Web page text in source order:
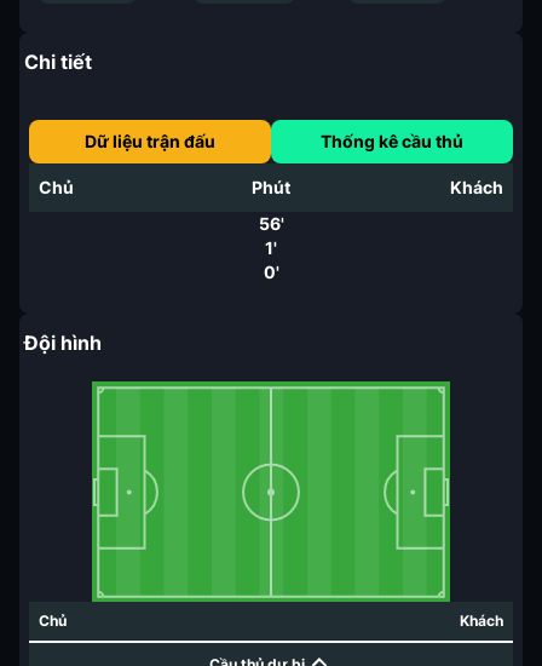
Chi tiết
Dữ liệu trận đấu Thống kê cầu thủ
Chủ Phút
Khách
56'
1'
0'
Đội hình
Chủ Khách